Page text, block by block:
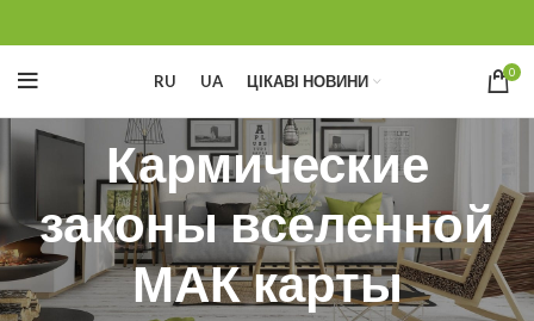
RU UA ЦІКАВІ НОВИНИ 0
Кармические
законы вселенной
МАК карты